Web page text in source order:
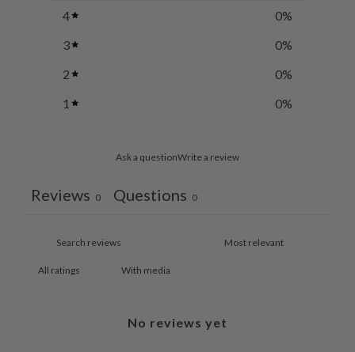
4
0%
3
0%
2
0%
1
0%
Ask a questionWrite a review
Reviews 0 Questions 0
With media
No reviews yet